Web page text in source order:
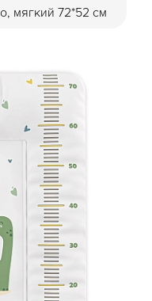
мягкий 72*52 см